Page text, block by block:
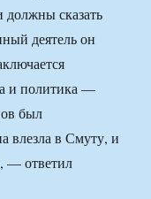
должны сказать
деятель он
и политика —
был
влезла в Смуту, и
— ответил